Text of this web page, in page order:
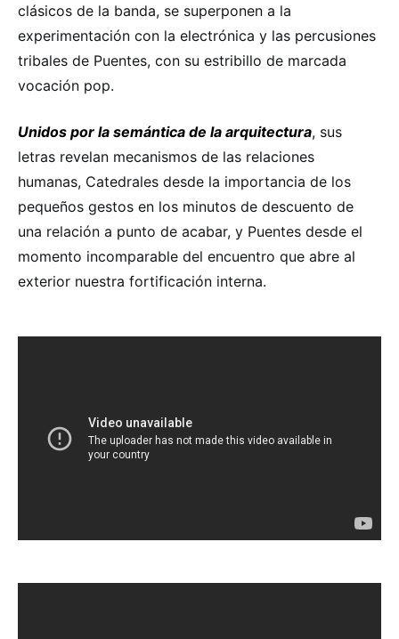
clásicos de la banda, se superponen a la
experimentación con la electrónica y las percusiones
tribales de Puentes, con su estribillo de marcada
vocación pop.
Unidos por la semántica de la arquitectura, sus
letras revelan mecanismos de las relaciones
humanas, Catedrales desde la importancia de los
pequeños gestos en los minutos de descuento de
una relación a punto de acabar, y Puentes desde el
momento incomparable del encuentro que abre al
exterior nuestra fortificación interna.